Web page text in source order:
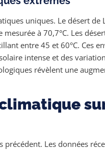
uniques. Le désert de
à 70,7°C. Les
entre 45 et 60°C. Ces
intense et des
révèlent une
précédent. Les données